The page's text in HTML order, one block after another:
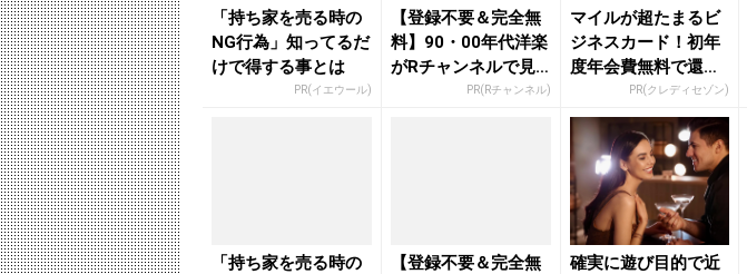
「持ち家を売る時の
NG行為」知ってるだ
けで得する事とは
PR(イエウール)
【登録不要＆完全無
料】90・00年代洋楽
がRチャンネルで見
PR(Rチャンネル)
マイルが超たまるビ
ジネスカード！初年
度年会費無料で還元
率最大1.125%PR(クレディセゾン)
「持ち家を売る時の
【登録不要＆完全無
確実に遊び目的で近